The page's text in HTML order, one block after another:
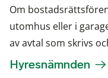
Om
utomhus eller i
av avtal som skrivs
Hyresnämnden